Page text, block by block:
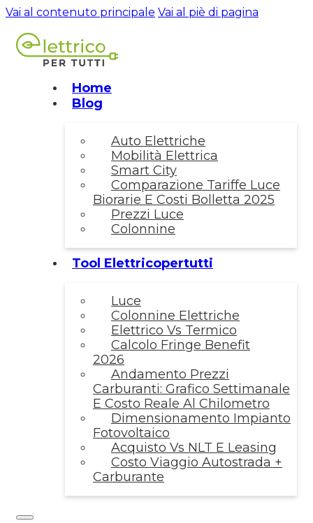
Vai al contenuto principale Vai al piè di pagina
Home
Blog
Auto Elettriche
Mobilità Elettrica
Smart City
Comparazione Tariffe Luce
Biorarie E Costi Bolletta 2025
Prezzi Luce
Colonnine
Tool Elettricopertutti
Luce
Colonnine Elettriche
Elettrico Vs Termico
Calcolo Fringe Benefit
2026
Andamento Prezzi
Carburanti: Grafico Settimanale
E Costo Reale Al Chilometro
Dimensionamento Impianto
Fotovoltaico
Acquisto Vs NLT E Leasing
Costo Viaggio Autostrada +
Carburante